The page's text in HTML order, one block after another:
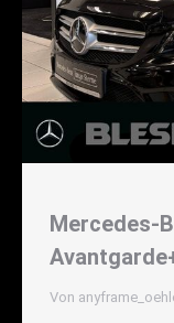
Mercedes-
Von